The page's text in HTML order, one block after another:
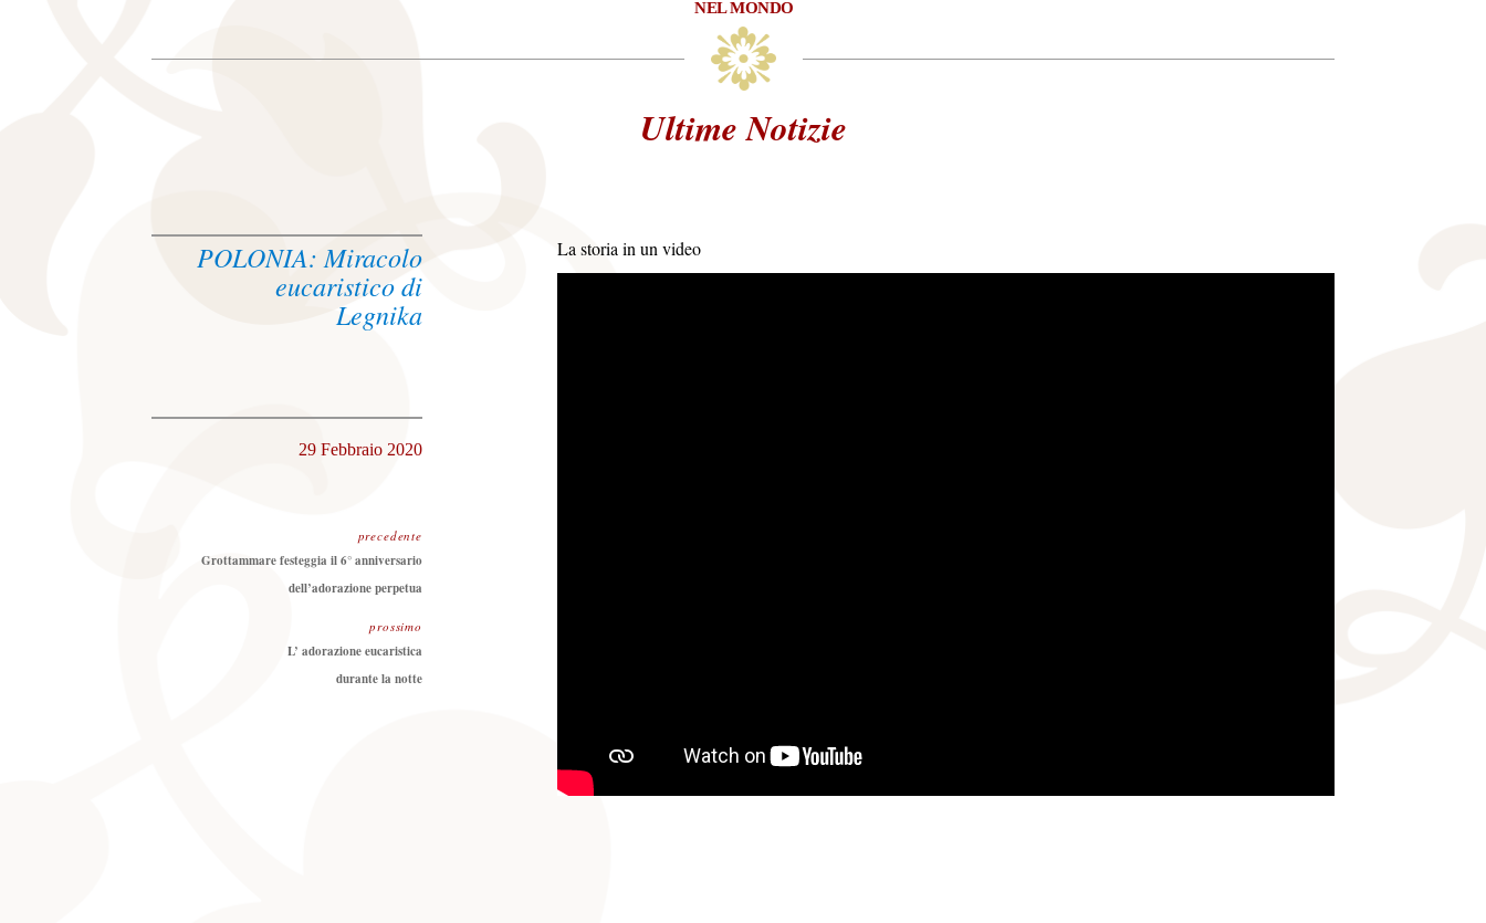
NEL MONDO
Ultime Notizie
POLONIA: Miracolo
eucaristico di
Legnika
29 Febbraio 2020
precedente
Precedente:Grottammare festeggia il 6° anniversario
dell’adorazione perpetua
prossimo
L’ adorazione eucaristica
durante la notte
La storia in un video